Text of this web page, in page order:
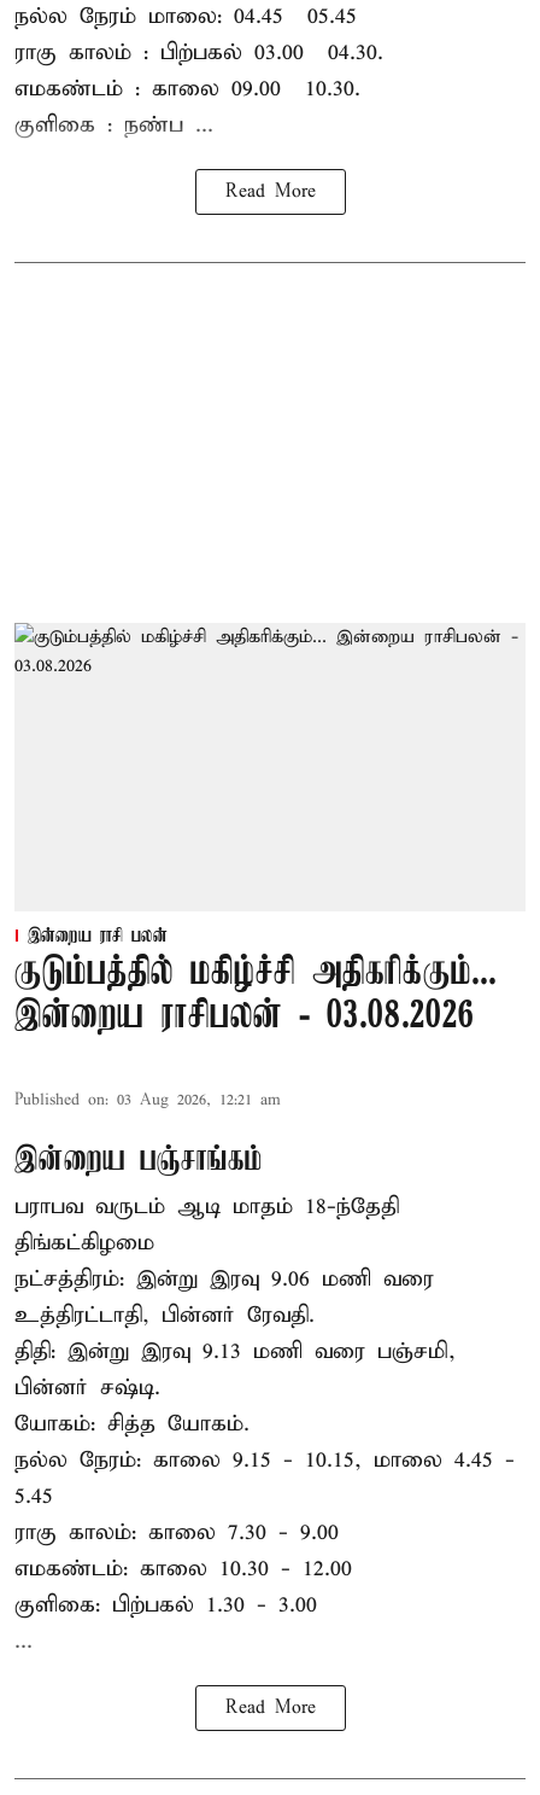
நல்ல நேரம் மாலை: 04.45 – 05.45
ராகு காலம் : பிற்பகல் 03.00 – 04.30.
எமகண்டம் : காலை 09.00 – 10.30.
குளிகை : நண்ப ...
Read More
இன்றைய ராசி பலன்
குடும்பத்தில் மகிழ்ச்சி அதிகரிக்கும்...
இன்றைய ராசிபலன் - 03.08.2026
Published on: 03 Aug 2026, 12:21 am
இன்றைய பஞ்சாங்கம்
பராபவ வருடம் ஆடி மாதம் 18-ந்தேதி
திங்கட்கிழமை
நட்சத்திரம்: இன்று இரவு 9.06 மணி வரை
உத்திரட்டாதி, பின்னர் ரேவதி.
திதி: இன்று இரவு 9.13 மணி வரை பஞ்சமி,
பின்னர் சஷ்டி.
யோகம்: சித்த யோகம்.
நல்ல நேரம்: காலை 9.15 - 10.15, மாலை 4.45 -
5.45
ராகு காலம்: காலை 7.30 - 9.00
எமகண்டம்: காலை 10.30 - 12.00
குளிகை: பிற்பகல் 1.30 - 3.00
...
Read More